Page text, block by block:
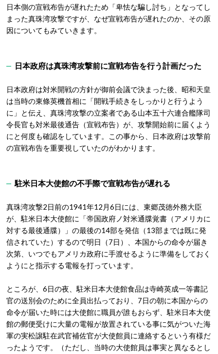
日本側の宣戦布告が遅れたため「卑怯な騙し討ち」となってし
まった真珠湾攻撃ですが、なぜ宣戦布告が遅れたのか、その原
因についてもみていきます。
日本政府は真珠湾攻撃前に宣戦布告を行う計画だった
日本政府は対米開戦の方針が御前会議で決まった後、昭和天皇
は当時の東條英機首相に「開戦手続きをしっかりと行うよう
に」と伝え、真珠湾攻撃の立案者である山本五十六連合艦隊司
令長官も対米最後通告（宣戦布告）が、攻撃開始前に届くよう
にと何度も確認をしています。この事から、日本政府は攻撃前
の宣戦布告を重要視していたのがわかります。
駐米日本大使館の不手際で宣戦布告が遅れる
真珠湾攻撃2日前の1941年12月6日には、東郷茂徳外務大臣
が、駐米日本大使館に「帝国政府ノ対米通牒覚書（アメリカに
対する最後通牒）」の最後の14部を発信（13部までは既に発
信されていた）するので明日（7日）、本国からの命令が届き
次第、いつでもアメリカ政府に手渡せるように準備をしておく
ようにと指示する電報を打っています。
ところが、6日の夜、駐米日本大使館食品は寺崎英成一等書記
官の送別会のために全員出払っており、7日の朝に本国からの
命令が届いた時には大使館に職員が誰もおらず、駐米日本大使
館の郵便受けに大量の電報が放置されている事に気がついた海
軍の実松譲駐在武官補佐官が大使館員に連絡するという有様だ
ったようです。（ただし、当時の大使館員は事実と異なるとし